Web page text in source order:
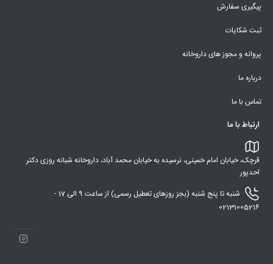
پیگیری سفارش
ثبت شکایات
پروانه و مجوز های داروخانه
درباره ما
تماس با ما
ارتباط با ما
قرچک، خیابان امام خمینی، نرسیده به خیابان محمد آباد، داروخانه شبانه روزی دکتر
احدپور
شنبه تا پنج شنبه (بجز روزهای تعطیل رسمی) از ساعت 9 الی 17 -
02131005216